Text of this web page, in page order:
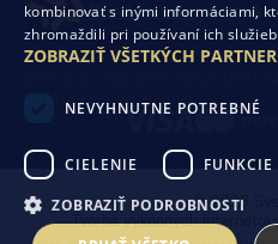
10. rok po sebesme
Odstúpenie od zmluvy
© 2026
Tvorba výkonných
kombinovať s inými informáciami,
zhromaždili pri používaní ich
ZOBRAZIŤ VŠETKÝCH
NEVYHNUTNE POTREBNÉ
CIELENIE FUNKCIE
ZOBRAZIŤ PODROBNOSTI